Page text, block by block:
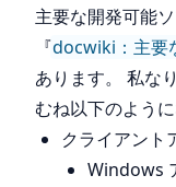
主要な開発可能
『docwiki：主要
あります。 私な
むね以下のように
クライアント
Windows